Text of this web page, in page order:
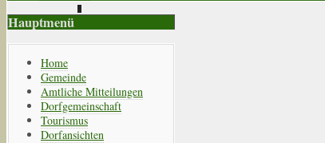
Hauptmenü
Home
Gemeinde
Amtliche Mitteilungen
Dorfgemeinschaft
Tourismus
Dorfansichten